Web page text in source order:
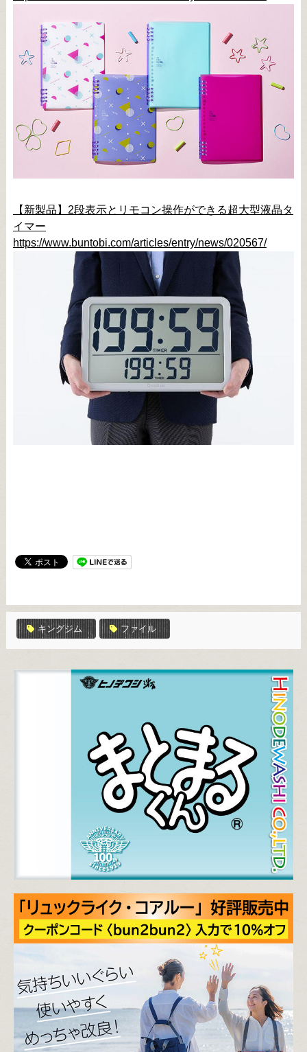
【新製品】2段表示とリモコン操作ができる超大型液晶タ
イマー
https://www.buntobi.com/articles/entry/news/020567/
キングジム ファイル